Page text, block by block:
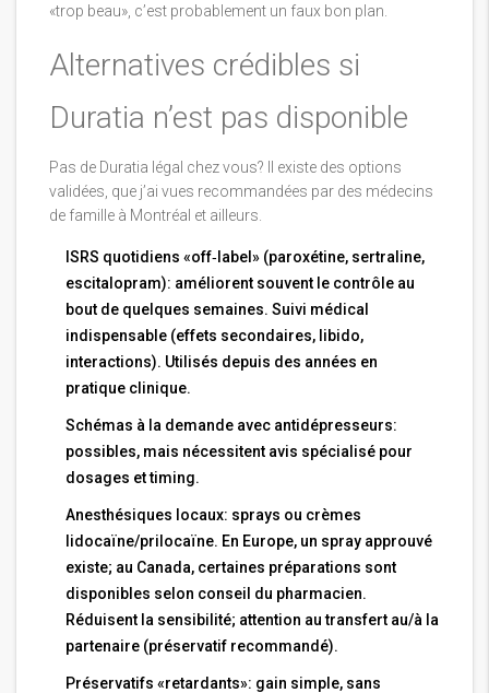
«trop beau», c’est probablement un faux bon plan.
Alternatives crédibles si
Duratia n’est pas disponible
Pas de Duratia légal chez vous? Il existe des options
validées, que j’ai vues recommandées par des médecins
de famille à Montréal et ailleurs.
ISRS quotidiens «off‑label» (paroxétine, sertraline,
escitalopram): améliorent souvent le contrôle au
bout de quelques semaines. Suivi médical
indispensable (effets secondaires, libido,
interactions). Utilisés depuis des années en
pratique clinique.
Schémas à la demande avec antidépresseurs:
possibles, mais nécessitent avis spécialisé pour
dosages et timing.
Anesthésiques locaux: sprays ou crèmes
lidocaïne/prilocaïne. En Europe, un spray approuvé
existe; au Canada, certaines préparations sont
disponibles selon conseil du pharmacien.
Réduisent la sensibilité; attention au transfert au/à la
partenaire (préservatif recommandé).
Préservatifs «retardants»: gain simple, sans